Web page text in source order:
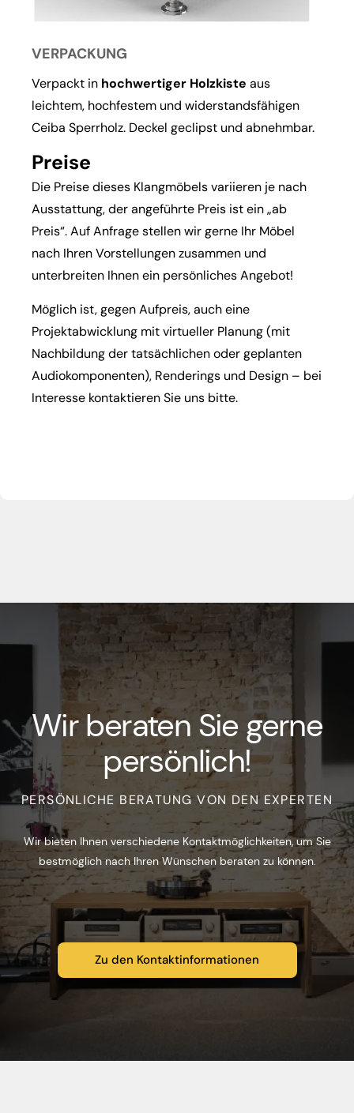
VERPACKUNG
Verpackt in hochwertiger Holzkiste aus
leichtem, hochfestem und widerstandsfähigen
Ceiba Sperrholz. Deckel geclipst und abnehmbar.
Preise
Die Preise dieses Klangmöbels variieren je nach
Ausstattung, der angeführte Preis ist ein „ab
Preis“. Auf Anfrage stellen wir gerne Ihr Möbel
nach Ihren Vorstellungen zusammen und
unterbreiten Ihnen ein persönliches Angebot!
Möglich ist, gegen Aufpreis, auch eine
Projektabwicklung mit virtueller Planung (mit
Nachbildung der tatsächlichen oder geplanten
Audiokomponenten), Renderings und Design – bei
Interesse kontaktieren Sie uns bitte.
Wir beraten Sie gerne
persönlich!
PERSÖNLICHE BERATUNG VON DEN EXPERTEN
Wir bieten Ihnen verschiedene Kontaktmöglichkeiten, um Sie
bestmöglich nach Ihren Wünschen beraten zu können.
Zu den Kontaktinformationen